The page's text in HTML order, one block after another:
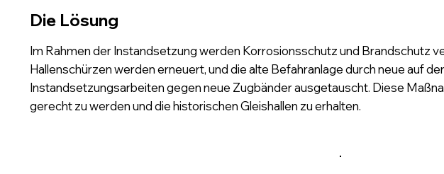
Die Lösung
Im Rahmen der Instandsetzung werden Korrosionsschutz und Brandschutz
Hallenschürzen werden erneuert, und die alte Befahranlage durch neue auf
Instandsetzungsarbeiten gegen neue Zugbänder ausgetauscht. Diese
gerecht zu werden und die historischen Gleishallen zu erhalten.